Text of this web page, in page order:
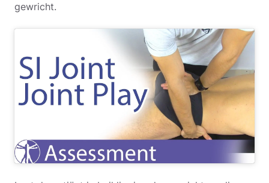
gewricht.